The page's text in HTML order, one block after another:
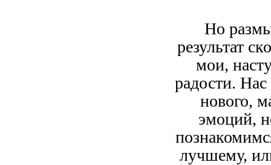
Но
результат
мои,
радости.
нового,
эмоций,
лучшему,